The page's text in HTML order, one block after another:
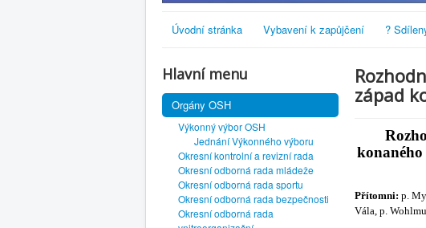
Úvodní stránka Vybavení k zapůjčení ?
Hlavní menu
Orgány OSH
Výkonný výbor OSH
Jednání Výkonného výboru
Okresní kontrolní a revizní rada
Okresní odborná rada mládeže
Okresní odborná rada sportu
Okresní odborná rada bezpečnosti
Okresní odborná rada
západ
Přítomni: p.
Vála, p.